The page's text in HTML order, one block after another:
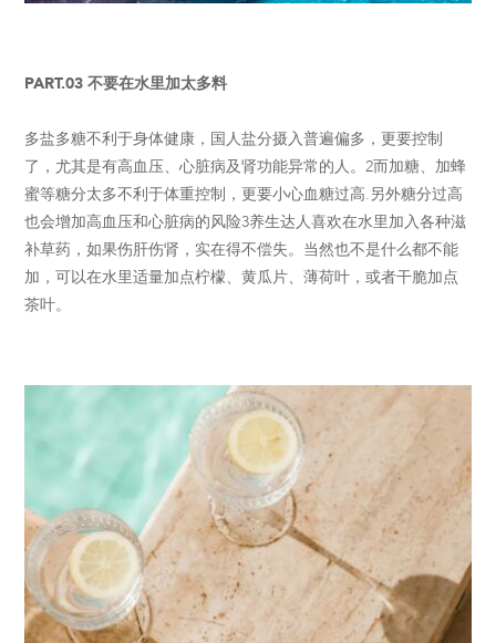
PART.03 不要在水里加太多料
多盐多糖不利于身体健康，国人盐分摄入普遍偏多，更要控制
了，尤其是有高血压、心脏病及肾功能异常的人。2而加糖、加蜂
蜜等糖分太多不利于体重控制，更要小心血糖过高.另外糖分过高
也会增加高血压和心脏病的风险3养生达人喜欢在水里加入各种滋
补草药，如果伤肝伤肾，实在得不偿失。当然也不是什么都不能
加，可以在水里适量加点柠檬、黄瓜片、薄荷叶，或者干脆加点
茶叶。